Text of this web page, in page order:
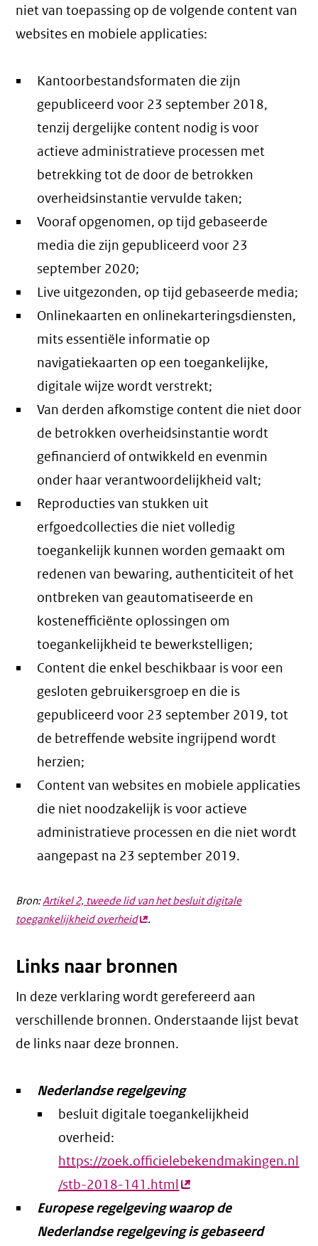
niet van toepassing op de volgende content van
websites en mobiele applicaties:
Kantoorbestandsformaten die zijn
gepubliceerd voor 23 september 2018,
tenzij dergelijke content nodig is voor
actieve administratieve processen met
betrekking tot de door de betrokken
overheidsinstantie vervulde taken;
Vooraf opgenomen, op tijd gebaseerde
media die zijn gepubliceerd voor 23
september 2020;
Live uitgezonden, op tijd gebaseerde media;
Onlinekaarten en onlinekarteringsdiensten,
mits essentiële informatie op
navigatiekaarten op een toegankelijke,
digitale wijze wordt verstrekt;
Van derden afkomstige content die niet door
de betrokken overheidsinstantie wordt
gefinancierd of ontwikkeld en evenmin
onder haar verantwoordelijkheid valt;
Reproducties van stukken uit
erfgoedcollecties die niet volledig
toegankelijk kunnen worden gemaakt om
redenen van bewaring, authenticiteit of het
ontbreken van geautomatiseerde en
kostenefficiënte oplossingen om
toegankelijkheid te bewerkstelligen;
Content die enkel beschikbaar is voor een
gesloten gebruikersgroep en die is
gepubliceerd voor 23 september 2019, tot
de betreffende website ingrijpend wordt
herzien;
Content van websites en mobiele applicaties
die niet noodzakelijk is voor actieve
administratieve processen en die niet wordt
aangepast na 23 september 2019.
Bron:Artikel 2, tweede lid van het besluit digitale
toegankelijkheid overheid(externe
.
Links naar bronnen
In deze verklaring wordt gerefereerd aan
verschillende bronnen. Onderstaande lijst bevat
de links naar deze bronnen.
Nederlandse regelgeving
besluit digitale toegankelijkheid
overheid:
https://zoek.officielebekendmakingen.nl
/stb-2018-141.html(externe
link)
Europese regelgeving waarop de
Nederlandse regelgeving is gebaseerd